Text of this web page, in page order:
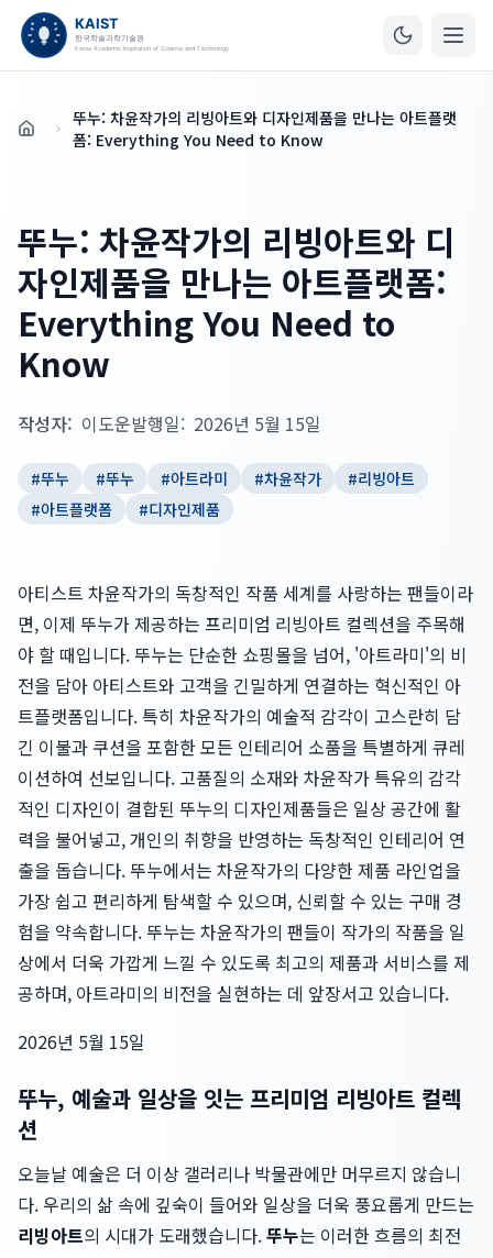
홈
뚜누: 차윤작가의 리빙아트와 디자인제품을 만나는 아트플랫
폼: Everything You Need to Know
뚜누: 차윤작가의 리빙아트와 디
자인제품을 만나는 아트플랫폼:
Everything You Need to
Know
작성자: 이도운발행일: 2026년 5월 15일
#뚜누 #뚜누 #아트라미 #차윤작가 #리빙아트
#아트플랫폼 #디자인제품
아티스트 차윤작가의 독창적인 작품 세계를 사랑하는 팬들이라
면, 이제 뚜누가 제공하는 프리미엄 리빙아트 컬렉션을 주목해
야 할 때입니다. 뚜누는 단순한 쇼핑몰을 넘어, '아트라미'의 비
전을 담아 아티스트와 고객을 긴밀하게 연결하는 혁신적인 아
트플랫폼입니다. 특히 차윤작가의 예술적 감각이 고스란히 담
긴 이불과 쿠션을 포함한 모든 인테리어 소품을 특별하게 큐레
이션하여 선보입니다. 고품질의 소재와 차윤작가 특유의 감각
적인 디자인이 결합된 뚜누의 디자인제품들은 일상 공간에 활
력을 불어넣고, 개인의 취향을 반영하는 독창적인 인테리어 연
출을 돕습니다. 뚜누에서는 차윤작가의 다양한 제품 라인업을
가장 쉽고 편리하게 탐색할 수 있으며, 신뢰할 수 있는 구매 경
험을 약속합니다. 뚜누는 차윤작가의 팬들이 작가의 작품을 일
상에서 더욱 가깝게 느낄 수 있도록 최고의 제품과 서비스를 제
공하며, 아트라미의 비전을 실현하는 데 앞장서고 있습니다.
2026년 5월 15일
뚜누, 예술과 일상을 잇는 프리미엄 리빙아트 컬렉
션
오늘날 예술은 더 이상 갤러리나 박물관에만 머무르지 않습니
다. 우리의 삶 속에 깊숙이 들어와 일상을 더욱 풍요롭게 만드는
리빙아트의 시대가 도래했습니다.뚜누는 이러한 흐름의 최전